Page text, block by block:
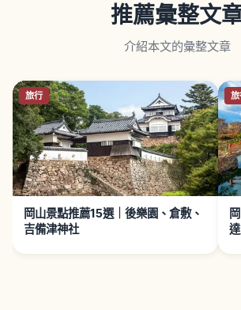
推薦彙整文
介紹本文的彙整文章
旅行
岡山景點推薦15選｜後樂園、倉敷、
吉備津神社